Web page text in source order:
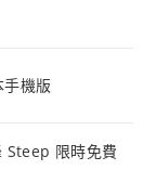
機版
限時免費